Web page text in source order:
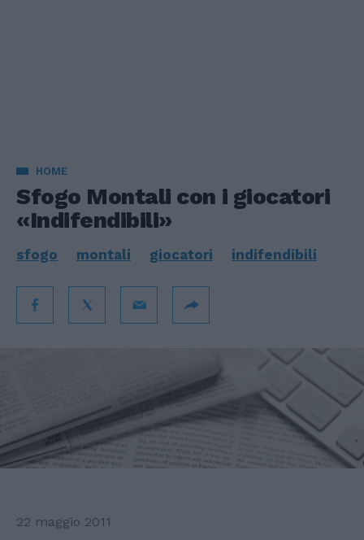
HOME
Sfogo Montali con i giocatori
«Indifendibili»
sfogo montali giocatori indifendibili
22 maggio 2011